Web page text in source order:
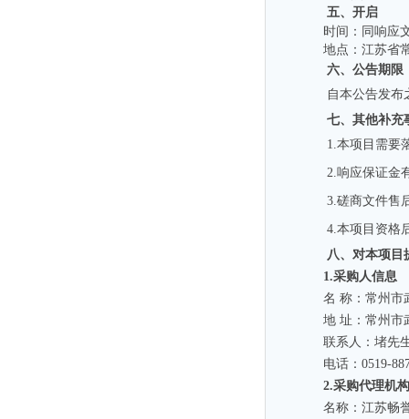
五、开启
时间：同响应
地点：江苏省
六、公告期限
自本公告发布
七、其他补充
1.本项目需要
2.响应保证金
3.磋商文件售
4.本项目资格
八、对本项目
1.采购人信息
名 称：常州市
地 址：常州市
联系人： 堵先
电话： 0519-
2.采购代理机
名称： 江苏畅